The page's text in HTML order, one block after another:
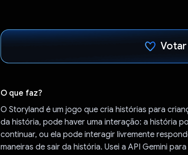
Votar
O que faz?
O Storyland é um jogo que cria histórias para
da história, pode haver uma interação: a história
continuar, ou ela pode interagir livremente
maneiras de sair da história. Usei a API Gemini